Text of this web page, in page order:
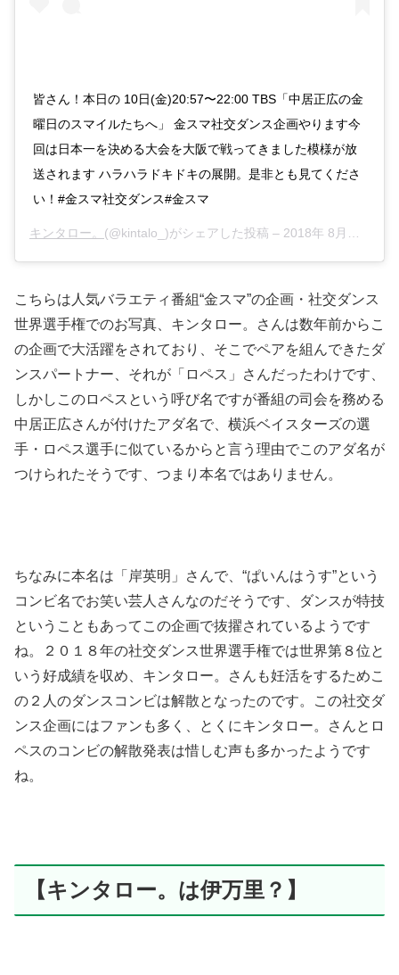
皆さん！本日の 10日(金)20:57〜22:00 TBS「中居正広の金
曜日のスマイルたちへ」 金スマ社交ダンス企画やります今
回は日本一を決める大会を大阪で戦ってきました模様が放
送されます ハラハラドキドキの展開。是非とも見てくださ
い！#金スマ社交ダンス#金スマ
キンタロー。 (@kintalo_)がシェアした投稿 – 2018年 8月月9日午後10時20分PDT
こちらは人気バラエティ番組“金スマ”の企画・社交ダンス
世界選手権でのお写真、キンタロー。さんは数年前からこ
の企画で大活躍をされており、そこでペアを組んできたダ
ンスパートナー、それが「ロペス」さんだったわけです、
しかしこのロペスという呼び名ですが番組の司会を務める
中居正広さんが付けたアダ名で、横浜ベイスターズの選
手・ロペス選手に似ているからと言う理由でこのアダ名が
つけられたそうです、つまり本名ではありません。
ちなみに本名は「岸英明」さんで、“ぱいんはうす”という
コンビ名でお笑い芸人さんなのだそうです、ダンスが特技
ということもあってこの企画で抜擢されているようです
ね。２０１８年の社交ダンス世界選手権では世界第８位と
いう好成績を収め、キンタロー。さんも妊活をするためこ
の２人のダンスコンビは解散となったのです。この社交ダ
ンス企画にはファンも多く、とくにキンタロー。さんとロ
ペスのコンビの解散発表は惜しむ声も多かったようです
ね。
【キンタロー。は伊万里？】